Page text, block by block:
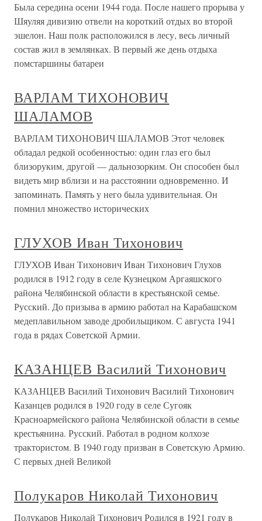
Была середина осени 1944 года. После нашего прорыва у
Шяуляя дивизию отвели на короткий отдых во второй
эшелон. Наш полк расположился в лесу, весь личный
состав жил в землянках. В первый же день отдыха
помстаршины батареи
ВАРЛАМ ТИХОНОВИЧ
ШАЛАМОВ
ВАРЛАМ ТИХОНОВИЧ ШАЛАМОВ Этот человек
обладал редкой особенностью: один глаз его был
близоруким, другой — дальнозорким. Он способен был
видеть мир вблизи и на расстоянии одновременно. И
запоминать. Память у него была удивительная. Он
помнил множество исторических
ГЛУХОВ Иван Тихонович
ГЛУХОВ Иван Тихонович Иван Тихонович Глухов
родился в 1912 году в селе Кузнецком Аргаяшского
района Челябинской области в крестьянской семье.
Русский. До призыва в армию работал на Карабашском
медеплавильном заводе дробильщиком. С августа 1941
года в рядах Советской Армии.
КАЗАНЦЕВ Василий Тихонович
КАЗАНЦЕВ Василий Тихонович Василий Тихонович
Казанцев родился в 1920 году в селе Сугояк
Красноармейского района Челябинской области в семье
крестьянина. Русский. Работал в родном колхозе
трактористом. В 1940 году призван в Советскую Армию.
С первых дней Великой
Полукаров Николай Тихонович
Полукаров Николай Тихонович Родился в 1921 году в